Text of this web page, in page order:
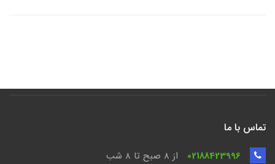
تماس با ما
02188423996
از 8 صبح تا ۸ شب